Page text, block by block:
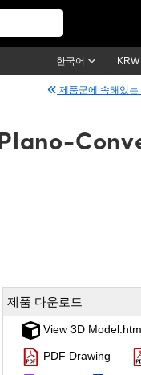
한국어 KRW
제품군에 속해있는
제품 다운로드
View 3D
PDF Drawing